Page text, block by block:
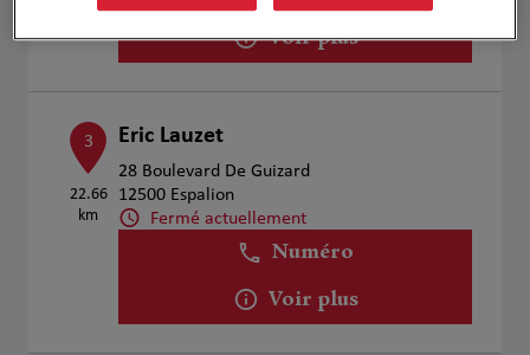
Voir plus
3
22.66
km
Eric Lauzet
28 Boulevard De Guizard
12500 Espalion
Fermé actuellement
Numéro
Voir plus